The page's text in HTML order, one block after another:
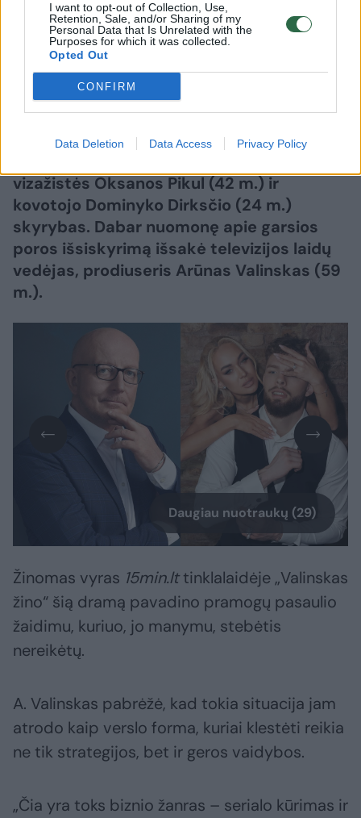
I want to opt-out of Collection, Use,
Retention, Sale, and/or Sharing of my
Personal Data that Is Unrelated with the
Purposes for which it was collected.
Opted Out
CONFIRM
Data Deletion Data Access Privacy Policy
2026 m. rugpjūčio 6 d. 18:21
Lrytas.lt
Pastarosiomis dienomis socialiniuose
vizažistės Oksanos Pikul (42 m.) ir
kovotojo Dominyko Dirksčio (24 m.)
skyrybas. Dabar nuomonę apie garsios
poros išsiskyrimą išsakė televizijos laidų
vedėjas, prodiuseris Arūnas Valinskas (59
m.).
Daugiau nuotraukų (29)
Žinomas vyras 15min.lttinklalaidėje „Valinskas
žino“ šią dramą pavadino pramogų pasaulio
žaidimu, kuriuo, jo manymu, stebėtis
nereikėtų.
A. Valinskas pabrėžė, kad tokia situacija jam
atrodo kaip verslo forma, kuriai klestėti reikia
ne tik strategijos, bet ir geros vaidybos.
„Čia yra toks biznio žanras – serialo kūrimas ir